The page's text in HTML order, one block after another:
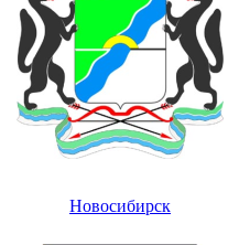
Новосибирск